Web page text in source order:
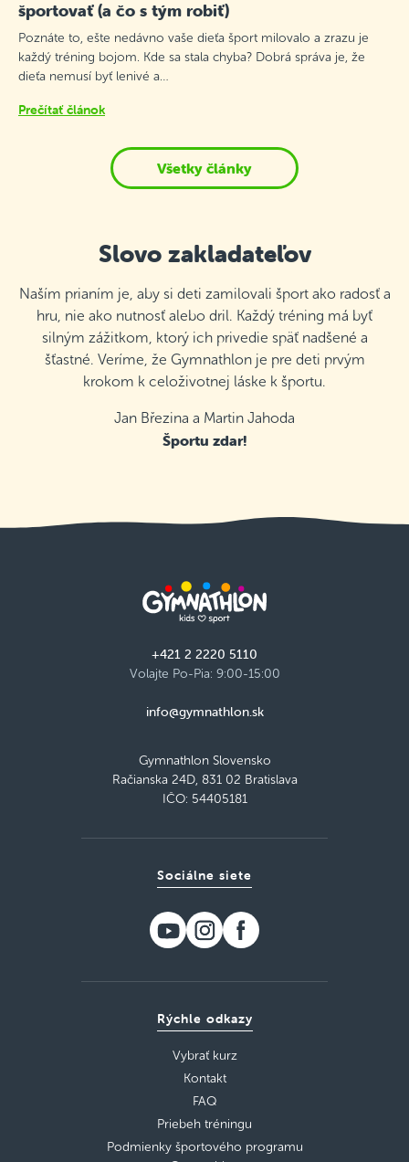
športovať (a čo s tým robiť)
Poznáte to, ešte nedávno vaše dieťa šport milovalo a zrazu je
každý tréning bojom. Kde sa stala chyba? Dobrá správa je, že
dieťa nemusí byť lenivé a…
Prečítať článok
Všetky články
Slovo zakladateľov
Naším prianím je, aby si deti zamilovali šport ako radosť a
hru, nie ako nutnosť alebo dril. Každý tréning má byť
silným zážitkom, ktorý ich privedie späť nadšené a
šťastné. Veríme, že Gymnathlon je pre deti prvým
krokom k celoživotnej láske k športu.
Jan Březina a Martin Jahoda
Športu zdar!
+421 2 2220 5110
Volajte Po-Pia: 9:00-15:00
info@gymnathlon.sk
Gymnathlon Slovensko
Račianska 24D, 831 02 Bratislava
IČO: 54405181
Rýchle odkazy
Vybrať kurz
Kontakt
FAQ
Priebeh tréningu
Podmienky športového programu
Sociálne siete